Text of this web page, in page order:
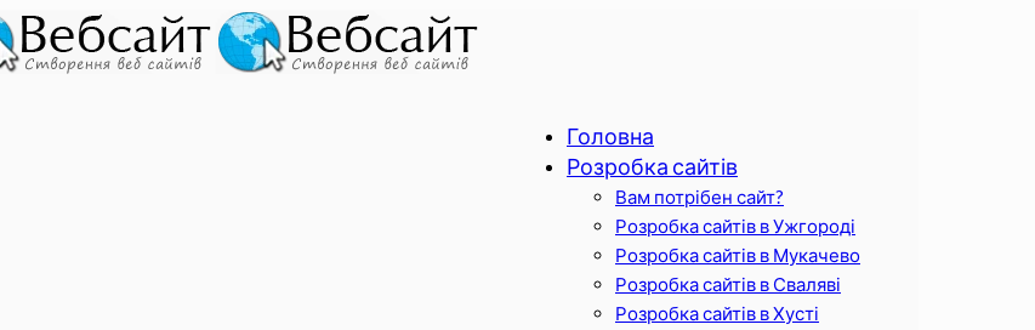
Головна
Розробка сайтів
Вам потрібен сайт?
Розробка сайтів в Ужгороді
Розробка сайтів в Мукачево
Розробка сайтів в Сваляві
Розробка сайтів в Хусті